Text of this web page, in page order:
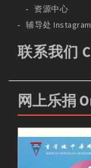
资源中心
辅导处 Instagram
联系我们
网上乐捐